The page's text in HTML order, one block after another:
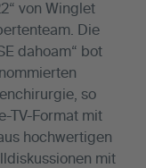
von Winglet
Die
dahoam“ bot
so
TV-Format mit
hochwertigen
mit